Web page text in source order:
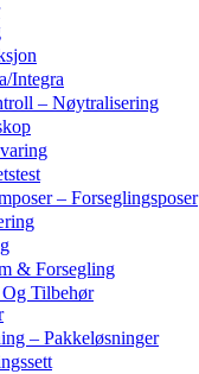
Integra
– Nøytralisering
– Forseglingsposer
& Forsegling
Tilbehør
– Pakkeløsninger